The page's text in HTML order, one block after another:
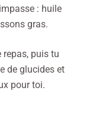
: huile
gras.
repas, puis tu
de glucides et
pour toi.